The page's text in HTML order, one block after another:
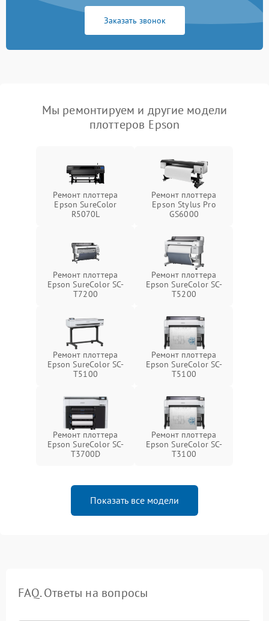
Заказать звонок
Мы ремонтируем и другие модели
плоттеров Epson
Ремонт плоттера
Epson SureColor
R5070L
Ремонт плоттера
Epson Stylus Pro
GS6000
Ремонт плоттера
Epson SureColor SC-
T7200
Ремонт плоттера
Epson SureColor SC-
T5200
Ремонт плоттера
Epson SureColor SC-
T5100
Ремонт плоттера
Epson SureColor SC-
T5100
Ремонт плоттера
Epson SureColor SC-
T3700D
Ремонт плоттера
Epson SureColor SC-
T3100
Показать все модели
FAQ. Ответы на вопросы